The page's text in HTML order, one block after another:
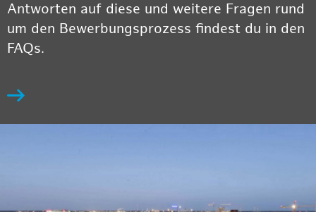
Antworten auf diese und weitere Fragen rund
um den Bewerbungsprozess findest du in den
FAQs.